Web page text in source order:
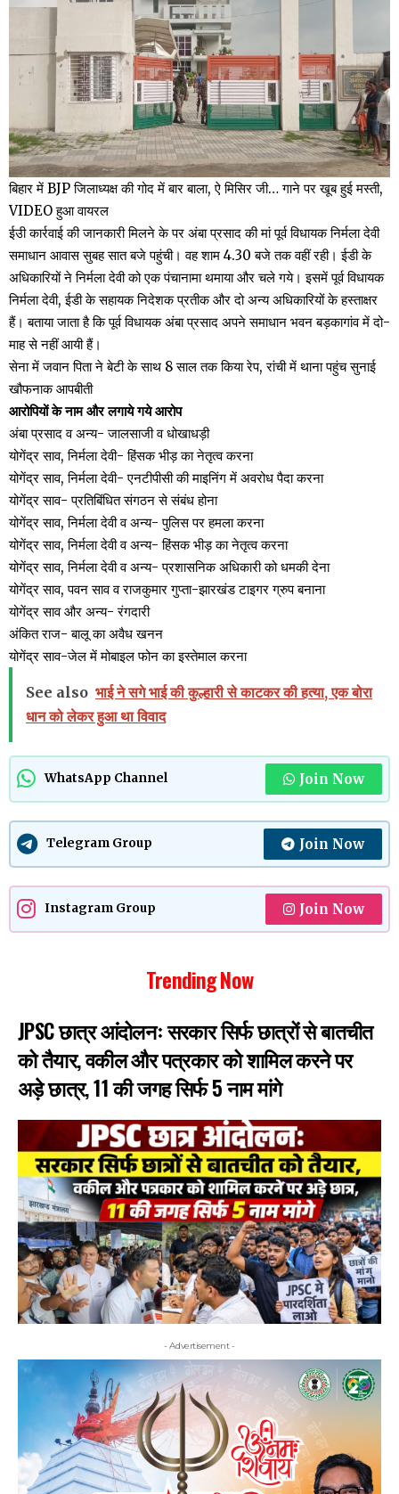
बिहार में BJP जिलाध्यक्ष की गोद में बार बाला, ऐ मिसिर जी… गाने पर खूब हुई मस्ती,
VIDEO हुआ वायरल
ईउी कार्रवाई की जानकारी मिलने के पर अंबा प्रसाद की मां पूर्व विधायक निर्मला देवी
समाधान आवास सुबह सात बजे पहुंची। वह शाम 4.30 बजे तक वहीं रही। ईडी के
अधिकारियों ने निर्मला देवी को एक पंचानामा थमाया और चले गये। इसमें पूर्व विधायक
निर्मला देवी, ईडी के सहायक निदेशक प्रतीक और दो अन्य अधिकारियों के हस्ताक्षर
हैं। बताया जाता है कि पूर्व विधायक अंबा प्रसाद अपने समाधान भवन बड़कागांव में दो-
माह से नहीं आयी हैं।
सेना में जवान पिता ने बेटी के साथ 8 साल तक किया रेप, रांची में थाना पहुंच सुनाई
खौफनाक आपबीती
आरोपियों के नाम और लगाये गये आरोप
अंबा प्रसाद व अन्य- जालसाजी व धोखाधड़ी
योगेंद्र साव, निर्मला देवी- हिंसक भीड़ का नेतृत्व करना
योगेंद्र साव, निर्मला देवी- एनटीपीसी की माइनिंग में अवरोध पैदा करना
योगेंद्र साव- प्रतिबिंधित संगठन से संबंध होना
योगेंद्र साव, निर्मला देवी व अन्य- पुलिस पर हमला करना
योगेंद्र साव, निर्मला देवी व अन्य- हिंसक भीड़ का नेतृत्व करना
योगेंद्र साव, निर्मला देवी व अन्य- प्रशासनिक अधिकारी को धमकी देना
योगेंद्र साव, पवन साव व राजकुमार गुप्ता-झारखंड टाइगर ग्रुप बनाना
योगेंद्र साव और अन्य- रंगदारी
अंकित राज- बालू का अवैध खनन
योगेंद्र साव-जेल में मोबाइल फोन का इस्तेमाल करना
See also भाई ने सगे भाई की कुल्हारी से काटकर की हत्या, एक बोरा
धान को लेकर हुआ था विवाद
WhatsApp Channel Join Now
Telegram Group Join Now
Instagram Group Join Now
Trending Now
JPSC छात्र आंदोलनः सरकार सिर्फ छात्रों से बातचीत
को तैयार, वकील और पत्रकार को शामिल करने पर
अड़े छात्र, 11 की जगह सिर्फ 5 नाम मांगे
- Advertisement -